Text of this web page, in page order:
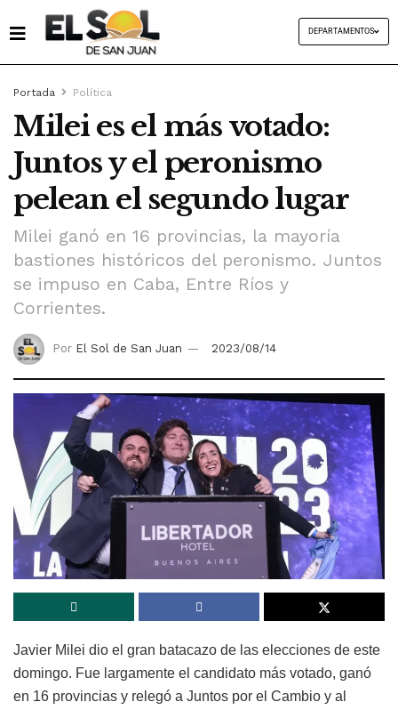
DEPARTAMENTOS
Portada Política
Milei es el más votado:
Juntos y el peronismo
pelean el segundo lugar
Milei ganó en 16 provincias, la mayoría
bastiones históricos del peronismo. Juntos
se impuso en Caba, Entre Ríos y
Corrientes.
Por El Sol de San Juan 2023/08/14
Javier Milei dio el gran batacazo de las elecciones de este
domingo. Fue largamente el candidato más votado, ganó
en 16 provincias y relegó a Juntos por el Cambio y al